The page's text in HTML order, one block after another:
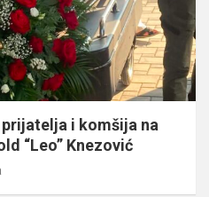
i komšija na
“Leo” Knezović